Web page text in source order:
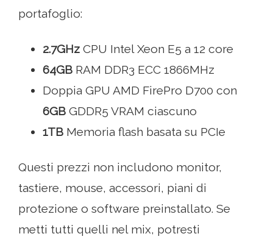
portafoglio:
2.7GHz CPU Intel Xeon E5 a 12 core
64GB RAM DDR3 ECC 1866MHz
Doppia GPU AMD FirePro D700 con
6GB GDDR5 VRAM ciascuno
1TB Memoria flash basata su PCIe
Questi prezzi non includono monitor,
tastiere, mouse, accessori, piani di
protezione o software preinstallato. Se
metti tutti quelli nel mix, potresti